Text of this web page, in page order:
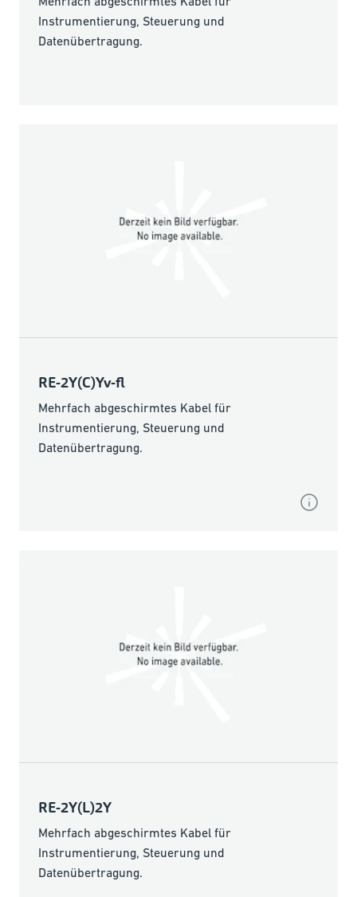
Instrumentierung, Steuerung und
Datenübertragung.
RE-2Y(C)Yv-fl
Mehrfach abgeschirmtes Kabel für
Instrumentierung, Steuerung und
Datenübertragung.
RE-2Y(L)2Y
Mehrfach abgeschirmtes Kabel für
Instrumentierung, Steuerung und
Datenübertragung.